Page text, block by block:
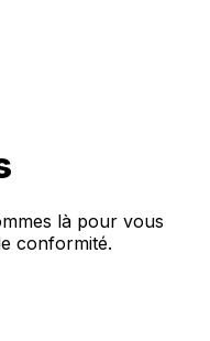
là pour vous
conformité.